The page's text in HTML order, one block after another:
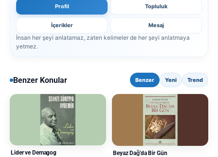
Profil Topluluk
İçerikler Mesaj
İnsan her şeyi anlatamaz, zaten kelimeler de her şeyi anlatmaya
yetmez.
Benzer Konular Benzer Yeni Trend
Lider ve Demagog Beyaz Dağ’da Bir Gün